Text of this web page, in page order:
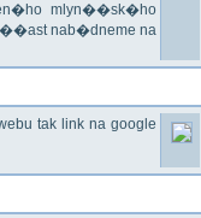
mlyn��sk�ho
nab�dneme na
tak link na google